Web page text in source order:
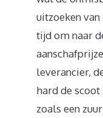
uitzoeken
tijd om naar
leverancier,
hard de scoot
zoals een